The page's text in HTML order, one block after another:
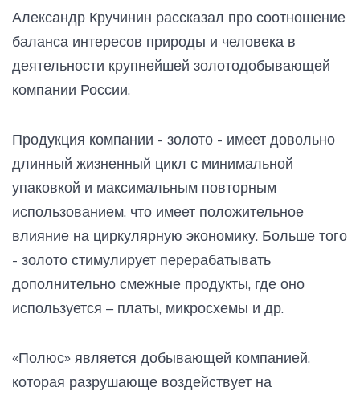
Александр Кручинин рассказал про соотношение
баланса интересов природы и человека в
деятельности крупнейшей золотодобывающей
компании России.
Продукция компании - золото - имеет довольно
длинный жизненный цикл с минимальной
упаковкой и максимальным повторным
использованием, что имеет положительное
влияние на циркулярную экономику. Больше того
- золото стимулирует перерабатывать
дополнительно смежные продукты, где оно
используется – платы, микросхемы и др.
«Полюс» является добывающей компанией,
которая разрушающе воздействует на